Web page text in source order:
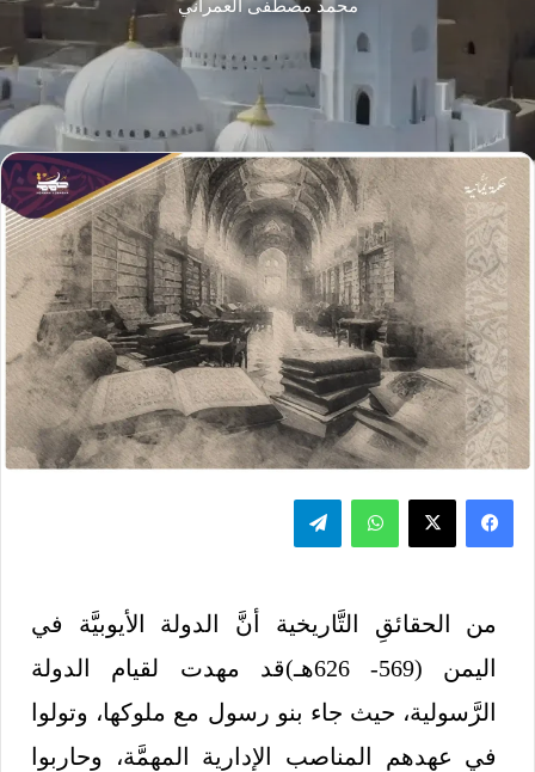
محمد مصطفى العمراني
من الحقائقِ التَّاريخية أنَّ الدولة الأيوبيَّة في
اليمن (569- 626هـ)قد مهدت لقيام الدولة
الرَّسولية، حيث جاء بنو رسول مع ملوكها، وتولوا
في عهدهم المناصب الإدارية المهمَّة، وحاربوا